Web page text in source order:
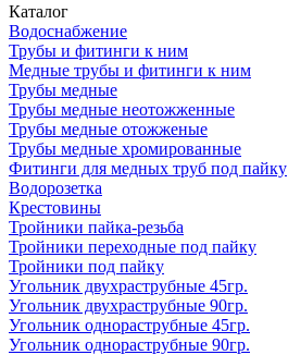
Каталог
Водоснабжение
Трубы и фитинги к ним
Медные трубы и фитинги к ним
Трубы медные
Трубы медные неотожженные
Трубы медные отожженые
Трубы медные хромированные
Фитинги для медных труб под пайку
Водорозетка
Крестовины
Тройники пайка-резьба
Тройники переходные под пайку
Тройники под пайку
Угольник двухраструбные 45гр.
Угольник двухраструбные 90гр.
Угольник однораструбные 45гр.
Угольник однораструбные 90гр.